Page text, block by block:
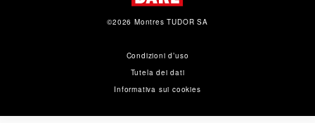
Condizioni d’uso
Tutela dei dati
Informativa sui cookies
©2026 Montres TUDOR SA